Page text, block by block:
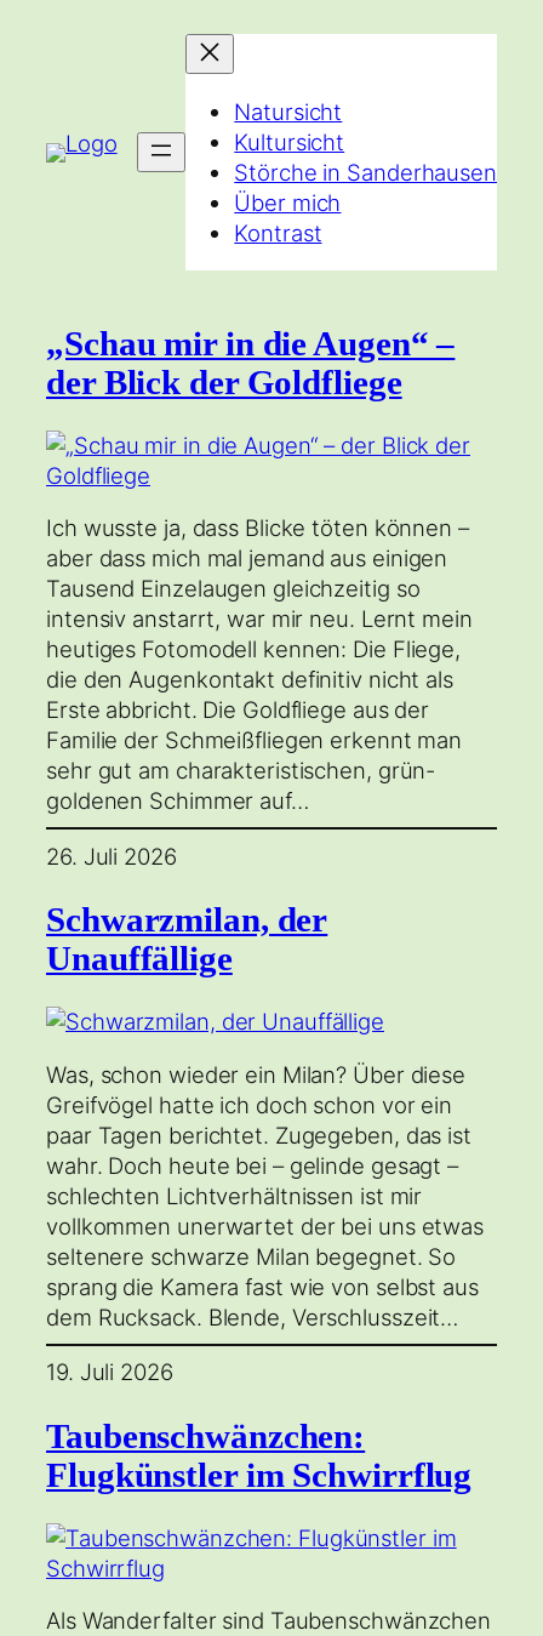
Natursicht
Kultursicht
Störche in Sanderhausen
Über mich
Kontrast
„Schau mir in die Augen“ –
der Blick der Goldfliege
Ich wusste ja, dass Blicke töten können –
aber dass mich mal jemand aus einigen
Tausend Einzelaugen gleichzeitig so
intensiv anstarrt, war mir neu. Lernt mein
heutiges Fotomodell kennen: Die Fliege,
die den Augenkontakt definitiv nicht als
Erste abbricht. Die Goldfliege aus der
Familie der Schmeißfliegen erkennt man
sehr gut am charakteristischen, grün-
goldenen Schimmer auf…
26. Juli 2026
Schwarzmilan, der
Unauffällige
Was, schon wieder ein Milan? Über diese
Greifvögel hatte ich doch schon vor ein
paar Tagen berichtet. Zugegeben, das ist
wahr. Doch heute bei – gelinde gesagt –
schlechten Lichtverhältnissen ist mir
vollkommen unerwartet der bei uns etwas
seltenere schwarze Milan begegnet. So
sprang die Kamera fast wie von selbst aus
dem Rucksack. Blende, Verschlusszeit…
19. Juli 2026
Taubenschwänzchen:
Flugkünstler im Schwirrflug
Als Wanderfalter sind Taubenschwänzchen